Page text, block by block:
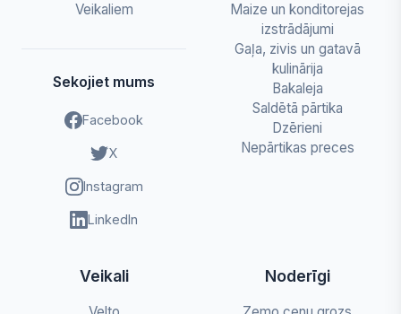
Veikaliem
Sekojiet mums
Facebook
X
Instagram
LinkedIn
Maize un konditorejas
izstrādājumi
Gaļa, zivis un gatavā
kulinārija
Bakaleja
Saldētā pārtika
Dzērieni
Nepārtikas preces
Veikali Noderīgi